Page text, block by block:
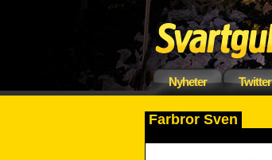
Nyheter Twitter
Farbror Sven